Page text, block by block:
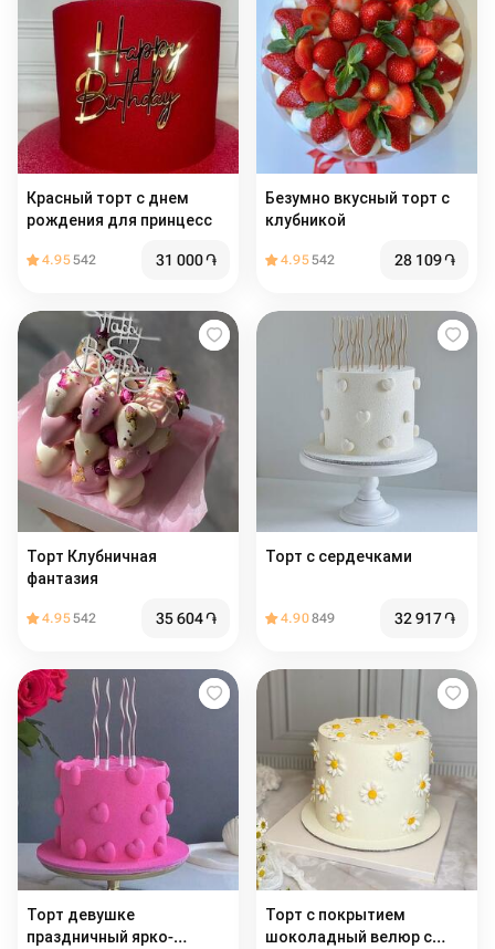
Красный торт с днем
рождения для принцесс
4.95542 31 000֏
Безумно вкусный торт с
клубникой
4.95542 28 109֏
Торт Клубничная
фантазия
4.95542 35 604֏
Торт с сердечками
4.90849 32 917֏
Торт девушке
праздничный ярко-
Торт с покрытием
шоколадный велюр с